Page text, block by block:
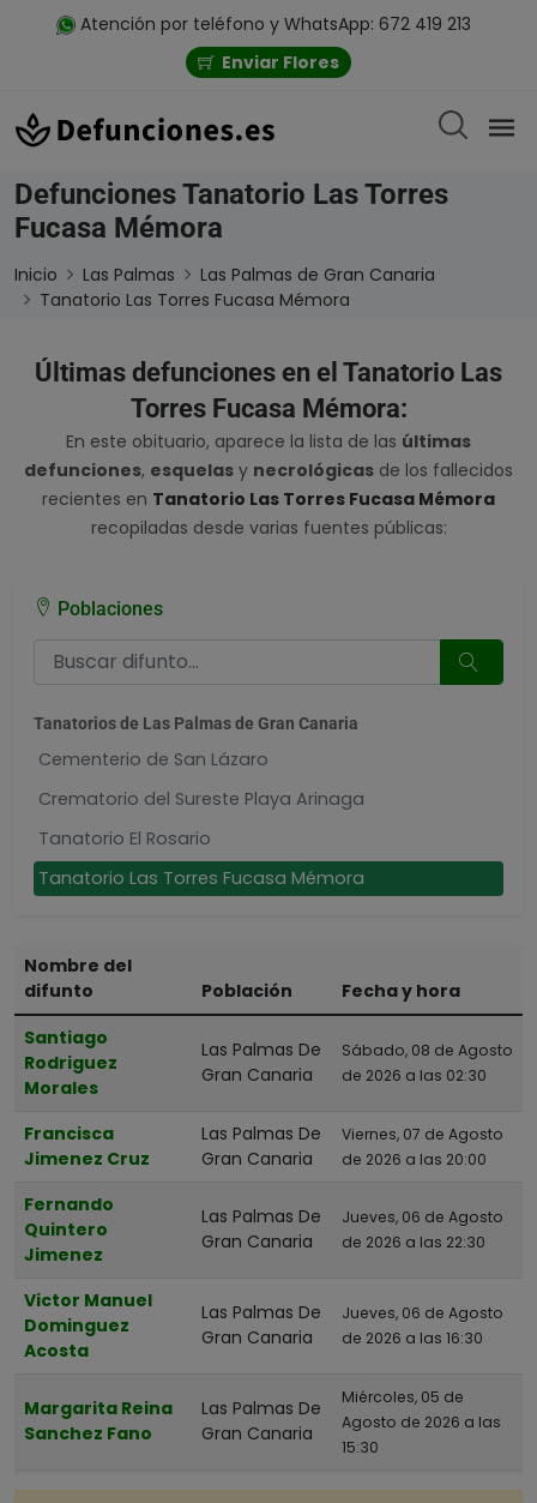
Atención por teléfono y WhatsApp: 672 419 213
Enviar Flores
Defunciones Tanatorio Las Torres
Fucasa Mémora
Inicio Las Palmas
Las Palmas de Gran Canaria
Tanatorio Las Torres Fucasa Mémora
Últimas defunciones en el Tanatorio Las
Torres Fucasa Mémora:
En este obituario, aparece la lista de las últimas
defunciones, esquelas y necrológicas de los fallecidos
recientes en Tanatorio Las Torres Fucasa Mémora
recopiladas desde varias fuentes públicas:
Poblaciones
Tanatorios de Las Palmas de Gran Canaria
Cementerio de San Lázaro
Crematorio del Sureste Playa Arinaga
Tanatorio El Rosario
Tanatorio Las Torres Fucasa Mémora
Tanatorio San Miguel
Tanatorio Vista Hermosa
Velatorio Arinaga
Nombre del
difunto
Población
Fecha y hora
Santiago
Rodriguez
Morales
Las Palmas De
Gran Canaria
Sábado, 08 de Agosto
de 2026 a las 02:30
Francisca
Jimenez Cruz
Las Palmas De
Gran Canaria
Viernes, 07 de Agosto
de 2026 a las 20:00
Fernando
Quintero
Jimenez
Las Palmas De
Gran Canaria
Jueves, 06 de Agosto
de 2026 a las 22:30
Victor Manuel
Dominguez
Acosta
Las Palmas De
Gran Canaria
Jueves, 06 de Agosto
de 2026 a las 16:30
Margarita Reina
Sanchez Fano
Las Palmas De
Gran Canaria
Miércoles, 05 de
Agosto de 2026 a las
15:30